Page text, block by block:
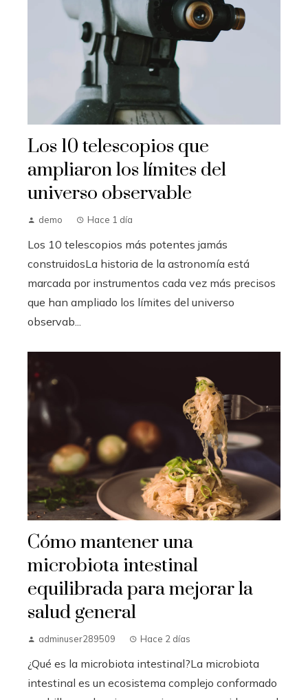
Los 10 telescopios que
ampliaron los límites del
universo observable
demo Hace 1 día
Los 10 telescopios más potentes jamás
construidosLa historia de la astronomía está
marcada por instrumentos cada vez más precisos
que han ampliado los límites del universo
observab...
Cómo mantener una
microbiota intestinal
equilibrada para mejorar la
salud general
adminuser289509 Hace 2 días
¿Qué es la microbiota intestinal?La microbiota
intestinal es un ecosistema complejo conformado